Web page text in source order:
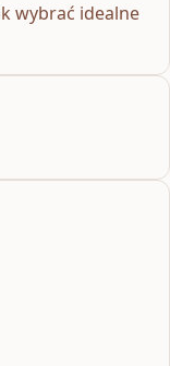
wybrać idealne